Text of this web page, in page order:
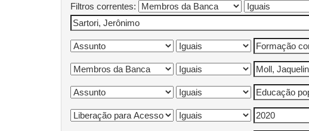
Filtros correntes: